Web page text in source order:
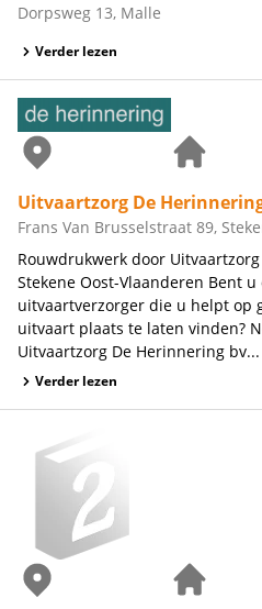
Dorpsweg 13, Malle
Verder lezen
Uitvaartzorg De
Frans Van Brusselstraat 89,
Rouwdrukwerk door
Stekene Oost-Vlaanderen Bent
uitvaartverzorger die u helpt op
uitvaart plaats te laten vinden?
Uitvaartzorg De Herinnering bv...
Verder lezen